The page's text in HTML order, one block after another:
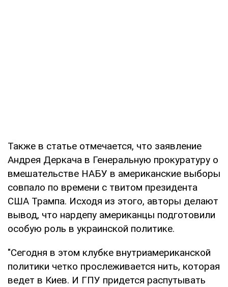
Также в статье отмечается, что заявление
Андрея Деркача в Генеральную прокуратуру о
вмешательстве НАБУ в американские выборы
совпало по времени с твитом президента
США Трампа. Исходя из этого, авторы делают
вывод, что нардепу американцы подготовили
особую роль в украинской политике.
"Сегодня в этом клубке внутриамериканской
политики четко прослеживается нить, которая
ведет в Киев. И ГПУ придется распутывать